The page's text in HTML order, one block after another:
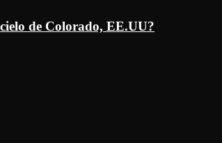
de Colorado, EE.UU?